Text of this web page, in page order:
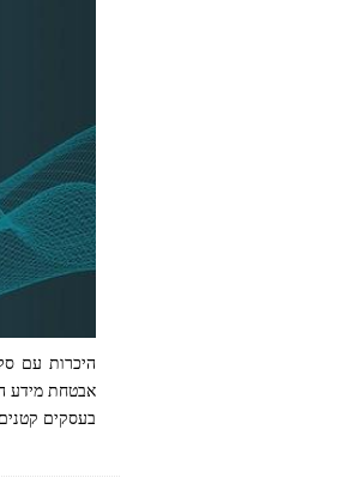
היכרות עם
אבטחת מידע
בעסקים